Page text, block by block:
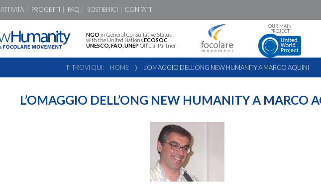
ATTIVITÀ PROGETTI FAQ SOSTIENICI CONTATTI
NGO in General Consultative Status
with the United NationsECOSOC
UNESCO, FAO, UNEP Official Partner
OUR MAIN
PROJECT
TI TROVI QUI: HOME ⟩ L’OMAGGIO DELL’ONG NEW HUMANITY A MARCO AQUINI
L’OMAGGIO DELL’ONG NEW HUMANITY A MARCO